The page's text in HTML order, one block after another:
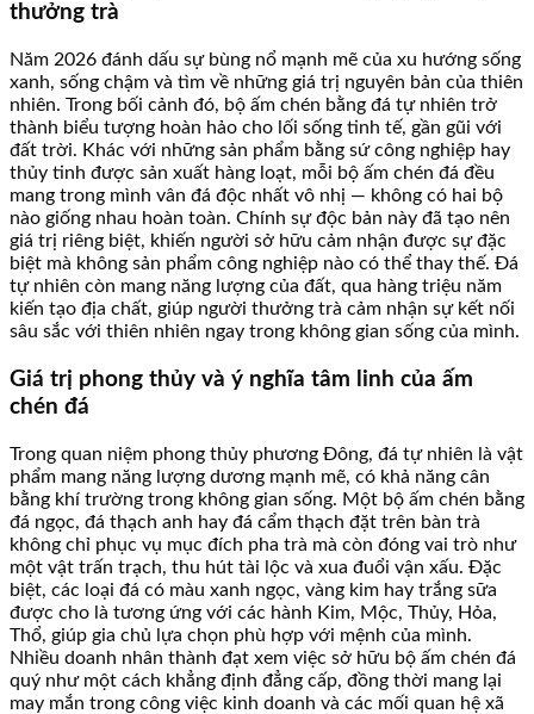
thưởng trà
Năm 2026 đánh dấu sự bùng nổ mạnh mẽ của xu hướng sống
xanh, sống chậm và tìm về những giá trị nguyên bản của thiên
nhiên. Trong bối cảnh đó, bộ ấm chén bằng đá tự nhiên trở
thành biểu tượng hoàn hảo cho lối sống tinh tế, gần gũi với
đất trời. Khác với những sản phẩm bằng sứ công nghiệp hay
thủy tinh được sản xuất hàng loạt, mỗi bộ ấm chén đá đều
mang trong mình vân đá độc nhất vô nhị — không có hai bộ
nào giống nhau hoàn toàn. Chính sự độc bản này đã tạo nên
giá trị riêng biệt, khiến người sở hữu cảm nhận được sự đặc
biệt mà không sản phẩm công nghiệp nào có thể thay thế. Đá
tự nhiên còn mang năng lượng của đất, qua hàng triệu năm
kiến tạo địa chất, giúp người thưởng trà cảm nhận sự kết nối
sâu sắc với thiên nhiên ngay trong không gian sống của mình.
Giá trị phong thủy và ý nghĩa tâm linh của ấm
chén đá
Trong quan niệm phong thủy phương Đông, đá tự nhiên là vật
phẩm mang năng lượng dương mạnh mẽ, có khả năng cân
bằng khí trường trong không gian sống. Một bộ ấm chén bằng
đá ngọc, đá thạch anh hay đá cẩm thạch đặt trên bàn trà
không chỉ phục vụ mục đích pha trà mà còn đóng vai trò như
một vật trấn trạch, thu hút tài lộc và xua đuổi vận xấu. Đặc
biệt, các loại đá có màu xanh ngọc, vàng kim hay trắng sữa
được cho là tương ứng với các hành Kim, Mộc, Thủy, Hỏa,
Thổ, giúp gia chủ lựa chọn phù hợp với mệnh của mình.
Nhiều doanh nhân thành đạt xem việc sở hữu bộ ấm chén đá
quý như một cách khẳng định đẳng cấp, đồng thời mang lại
may mắn trong công việc kinh doanh và các mối quan hệ xã